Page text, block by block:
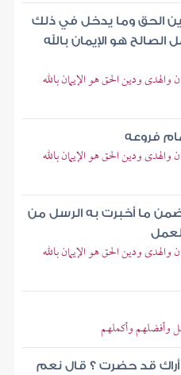
الحق وما يدخل في ذلك
الصالح هو الإيمان بالله
ودين الحق هو الإيمان بالله
فروعه
ودين الحق هو الإيمان بالله
ما أخبرت به الرسل من
ودين الحق هو الإيمان بالله
وأفضلهم وأكملهم
أراك قد حضرت ؟ قال نعم